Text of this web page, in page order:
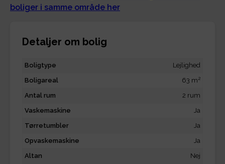
boliger i samme område her
Detaljer om bolig
Boligtype
Lejlighed
Boligareal
63 m2
Antal rum
2 rum
Vaskemaskine
Ja
Tørretumbler
Ja
Opvaskemaskine
Ja
Altan
Nej